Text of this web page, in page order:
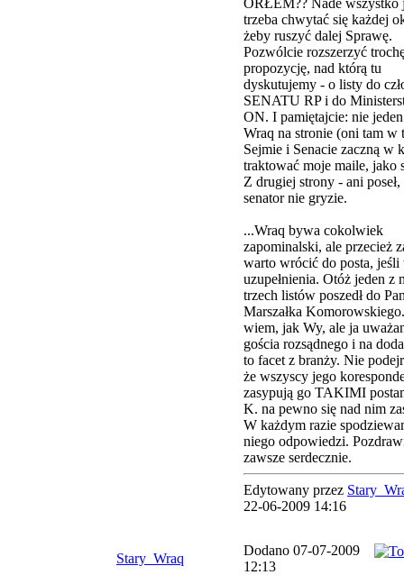
ORŁEM?? Nade wszystko
trzeba chwytać się każdej
żeby ruszyć dalej Sprawę.
Pozwólcie rozszerzyć
propozycję, nad którą tu
dyskutujemy - o listy do
SENATU RP i do
ON. I pamiętajcie: nie
Wraq na stronie (oni tam w
Sejmie i Senacie zaczną w
traktować moje maile, jako
Z drugiej strony - ani poseł,
senator nie gryzie.
...Wraq bywa cokolwiek
zapominalski, ale przecież
warto wrócić do posta, jeśli
uzupełnienia. Otóż jeden z
trzech listów poszedł do
Marszałka
wiem, jak Wy, ale ja
gościa rozsądnego i na
to facet z branży. Nie
że wszyscy jego
zasypują go TAKIMI
K. na pewno się nad nim
W każdym razie
niego odpowiedzi.
zawsze serdecznie.
Edytowany przez
22-06-2009 14:16
Stary_Wraq
Dodano 07-07-2009
12:13